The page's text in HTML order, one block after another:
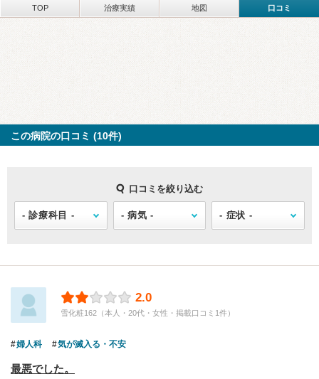
TOP 治療実績 地図 口コミ
この病院の口コミ (10件)
口コミを絞り込む
2.0
雪化粧162（本人・20代・女性・掲載口コミ1件）
婦人科 気が滅入る・不安
最悪でした。